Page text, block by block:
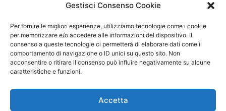
Gestisci Consenso Cookie
Per fornire le migliori esperienze, utilizziamo tecnologie come i cookie
per memorizzare e/o accedere alle informazioni del dispositivo. Il
consenso a queste tecnologie ci permetterà di elaborare dati come il
comportamento di navigazione o ID unici su questo sito. Non
acconsentire o ritirare il consenso può influire negativamente su alcune
caratteristiche e funzioni.
Accetta